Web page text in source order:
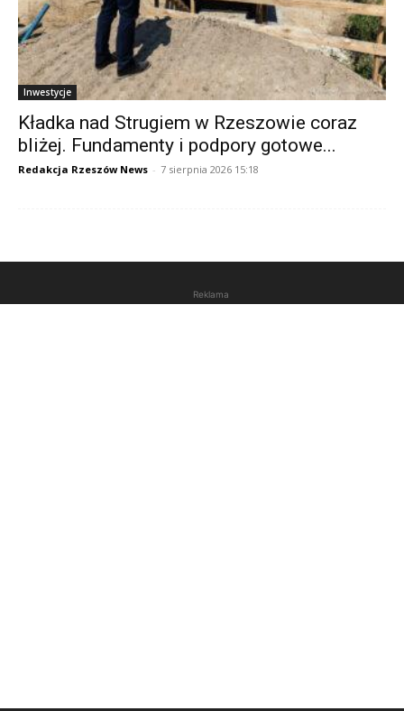
Inwestycje
Kładka nad Strugiem w Rzeszowie coraz
bliżej. Fundamenty i podpory gotowe...
Redakcja Rzeszów News - 7 sierpnia 2026 15:18
Reklama